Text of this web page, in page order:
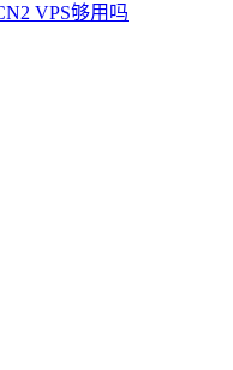
VPS够用吗